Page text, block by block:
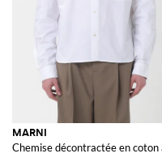
MARNI
Chemise décontractée en coton